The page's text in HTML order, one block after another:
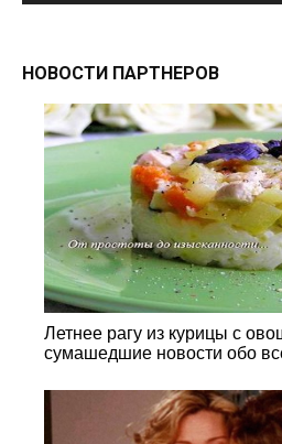
НОВОСТИ ПАРТНЕРОВ
Летнее рагу из курицы с
сумашедшие новости обо